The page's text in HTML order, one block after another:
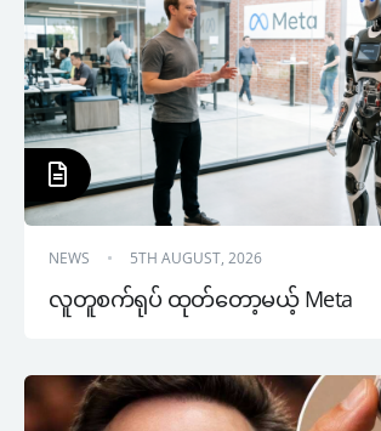
NEWS 5TH AUGUST, 2026
လူတူစက်ရုပ် ထုတ်တော့မယ့် Meta